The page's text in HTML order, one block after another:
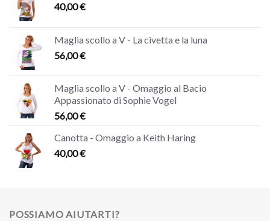
40,00€
Maglia scollo a V - La civetta e la luna
56,00€
Maglia scollo a V - Omaggio al Bacio
Appassionato di Sophie Vogel
56,00€
Canotta - Omaggio a Keith Haring
40,00€
POSSIAMO AIUTARTI?